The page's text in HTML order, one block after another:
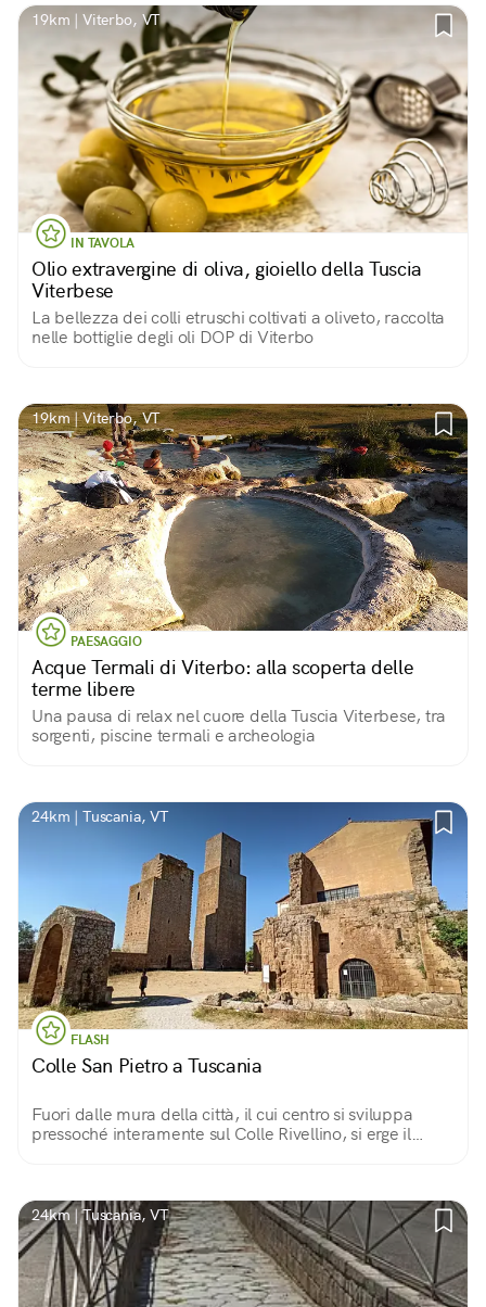
19km | Viterbo, VT
IN TAVOLA
Olio extravergine di oliva, gioiello della Tuscia
Viterbese
La bellezza dei colli etruschi coltivati a oliveto, raccolta
nelle bottiglie degli oli DOP di Viterbo
19km | Viterbo, VT
PAESAGGIO
Acque Termali di Viterbo: alla scoperta delle
terme libere
Una pausa di relax nel cuore della Tuscia Viterbese, tra
sorgenti, piscine termali e archeologia
24km | Tuscania, VT
FLASH
Colle San Pietro a Tuscania
Fuori dalle mura della città, il cui centro si sviluppa
pressoché interamente sul Colle Rivellino, si erge il
24km | Tuscania, VT